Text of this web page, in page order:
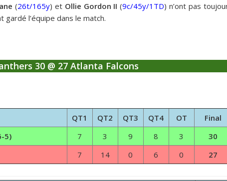
(26t/165y) et Ollie Gordon II (9c/45y/1TD) n’ont pas
l’équipe dans le match.
30 @ 27 Atlanta Falcons
QT1 QT2 QT3 QT4 OT
Final
5)
7 3 9 8 3
30
7 14 0 6 0 27